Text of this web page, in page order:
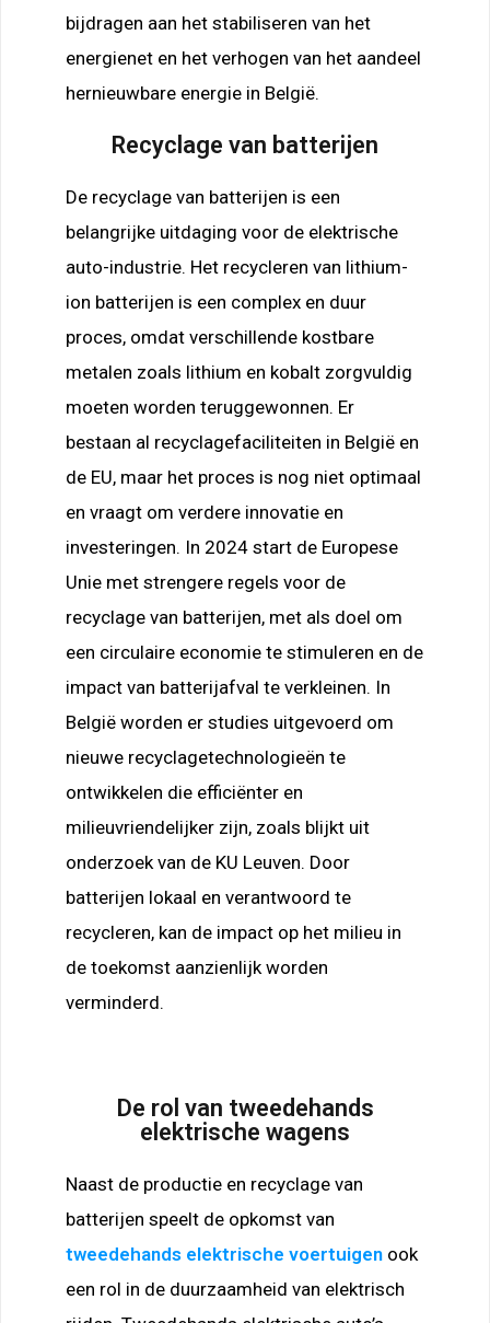
bijdragen aan het stabiliseren van het
energienet en het verhogen van het aandeel
hernieuwbare energie in België.
Recyclage van batterijen
De recyclage van batterijen is een
belangrijke uitdaging voor de elektrische
auto-industrie. Het recycleren van lithium-
ion batterijen is een complex en duur
proces, omdat verschillende kostbare
metalen zoals lithium en kobalt zorgvuldig
moeten worden teruggewonnen. Er
bestaan al recyclagefaciliteiten in België en
de EU, maar het proces is nog niet optimaal
en vraagt om verdere innovatie en
investeringen. In 2024 start de Europese
Unie met strengere regels voor de
recyclage van batterijen, met als doel om
een circulaire economie te stimuleren en de
impact van batterijafval te verkleinen. In
België worden er studies uitgevoerd om
nieuwe recyclagetechnologieën te
ontwikkelen die efficiënter en
milieuvriendelijker zijn, zoals blijkt uit
onderzoek van de KU Leuven. Door
batterijen lokaal en verantwoord te
recycleren, kan de impact op het milieu in
de toekomst aanzienlijk worden
verminderd.
De rol van tweedehands
elektrische wagens
Naast de productie en recyclage van
batterijen speelt de opkomst van
tweedehands elektrische voertuigen ook
een rol in de duurzaamheid van elektrisch